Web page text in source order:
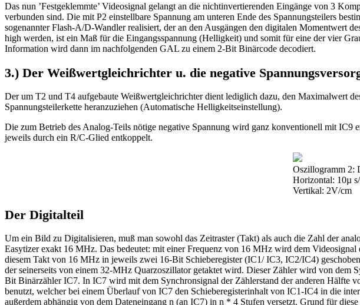
Das nun ’Festgeklemmte’ Videosignal gelangt an die nichtinvertierenden Eingänge von 3
verbunden sind. Die mit P2 einstellbare Spannung am unteren Ende des Spannungsteilers
sogenannter Flash-A/D-Wandler realisiert, der an den Ausgängen den digitalen Momentwert
high werden, ist ein Maß für die Eingangsspannung (Helligkeit) und somit für eine der vier
Information wird dann im nachfolgenden GAL zu einem 2-Bit Binärcode decodiert.
3.) Der Weißwertgleichrichter u. die negative
Der um T2 und T4 aufgebaute Weißwertgleichrichter dient lediglich dazu, den Maximalwert
Spannungsteilerkette heranzuziehen (Automatische Helligkeitseinstellung).
Die zum Betrieb des Analog-Teils nötige negative Spannung wird ganz konventionell mit IC9
jeweils durch ein R/C-Glied entkoppelt.
Oszillogramm 2:
Horizontal: 10µ
Vertikal: 2V/cm
Der Digitalteil
Um ein Bild zu Digitalisieren, muß man sowohl das Zeitraster (Takt) als auch die Zahl der
Easytizer exakt 16 MHz. Das bedeutet: mit einer Frequenz von 16 MHz wird dem
diesem Takt von 16 MHz in jeweils zwei 16-Bit Schieberegister (IC1/ IC3, IC2/IC4)
der seinerseits von einem 32-MHz Quarzoszillator getaktet wird. Dieser Zähler wird von dem
Bit Binärzähler IC7. In IC7 wird mit dem Synchronsignal der Zählerstand der anderen
benutzt, welcher bei einem Überlauf von IC7 den Schieberegisterinhalt von IC1-IC4 in die
außerdem abhängig von dem Dateneingang n (an IC7) in n * 4 Stufen versetzt. Grund für